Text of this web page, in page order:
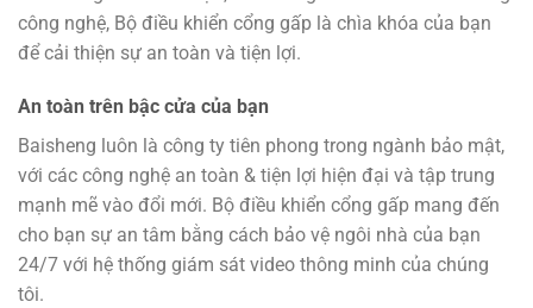
công nghệ, Bộ điều khiển cổng gấp là chìa khóa của bạn
để cải thiện sự an toàn và tiện lợi.
An toàn trên bậc cửa của bạn
Baisheng luôn là công ty tiên phong trong ngành bảo mật,
với các công nghệ an toàn & tiện lợi hiện đại và tập trung
mạnh mẽ vào đổi mới. Bộ điều khiển cổng gấp mang đến
cho bạn sự an tâm bằng cách bảo vệ ngôi nhà của bạn
24/7 với hệ thống giám sát video thông minh của chúng
tôi.